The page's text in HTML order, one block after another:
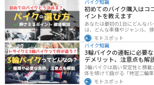
ことでバイクのメンテナンスに
バイク知識
初めてのバイク購入はコ
イントを教えます
あなたは最初の1台にどんな
は、どんな車種やジャンル、
後の楽しみ方が大きく変わる
選びはとても重要です。この
のオススメポイントをお伝えし
モトスポット
バイク知識
3輪バイクの運転に必要
デメリット、注意点も解
3輪バイクは高い安定性と積載
体を傾けて曲がる「特定二輪
が、自立する「トライク」は
モトスポット